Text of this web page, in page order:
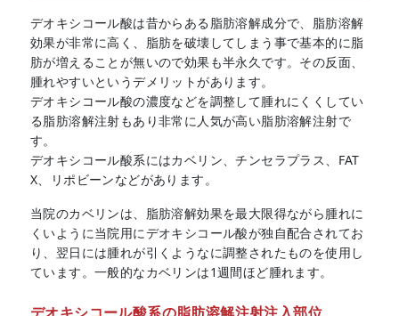
デオキシコール酸は昔からある脂肪溶解成分で、脂肪溶解
効果が非常に高く、脂肪を破壊してしまう事で基本的に脂
肪が増えることが無いので効果も半永久です。その反面、
腫れやすいというデメリットがあります。
デオキシコール酸の濃度などを調整して腫れにくくしてい
る脂肪溶解注射もあり非常に人気が高い脂肪溶解注射で
す。
デオキシコール酸系にはカベリン、チンセラプラス、FAT
X、リポビーンなどがあります。
当院のカベリンは、脂肪溶解効果を最大限得ながら腫れに
くいように当院用にデオキシコール酸が独自配合されてお
り、翌日には腫れが引くようなに調整されたものを使用し
ています。一般的なカベリンは1週間ほど腫れます。